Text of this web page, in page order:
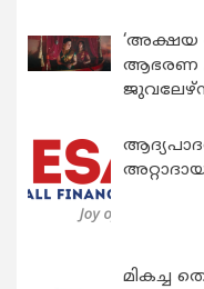
‘അക്ഷയ
ആഭരണ
മികച്ച